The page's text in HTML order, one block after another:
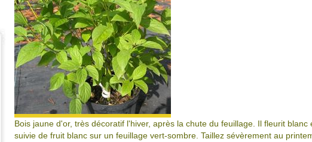
Bois jaune d'or, très décoratif l'hiver, après la chute du feuillage. Il fleurit
suivie de fruit blanc sur un feuillage vert-sombre. Taillez sévèrement au